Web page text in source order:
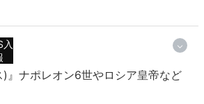
入
)』ナポレオン6世やロシア皇帝など